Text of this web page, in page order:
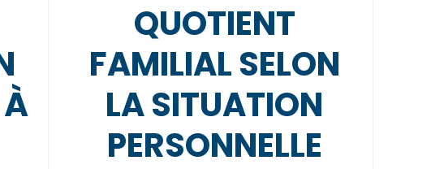
À
QUOTIENT
FAMILIAL SELON
LA SITUATION
PERSONNELLE